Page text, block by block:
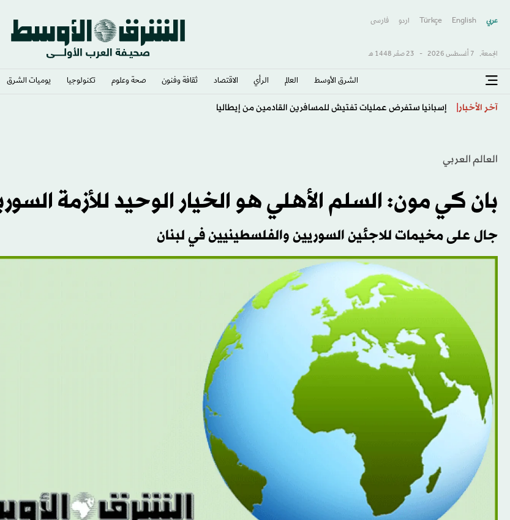
عربي English
Türkçe اردو فارسى
الجمعة, 7 أغسطس 2026 - 23 صفَر 1448 هـ
الشرق الأوسط​ العالم الرأي الاقتصاد ثقافة وفنون صحة وعلوم تكنولوجيا يوميات الشرق​
آخر الأخبار
العالم العربي
بان كي مون: السلم الأهلي هو الخيار الوحيد للأزمة
جال على مخيمات للاجئين السوريين والفلسطينيين في لبنان